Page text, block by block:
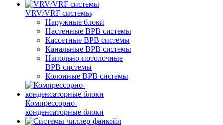
VRV/VRF системы
Наружные блоки
Настенные ВРВ системы
Кассетные ВРВ системы
Канальные ВРВ системы
Напольно-потолочные
ВРВ системы
Колонные ВРВ системы
Компрессорно-
конденсаторные блоки